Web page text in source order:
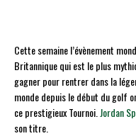
Cette semaine l’évènement
Britannique qui est le plus
gagner pour rentrer dans la
monde depuis le début du golf
ce prestigieux Tournoi. Jordan
son titre.